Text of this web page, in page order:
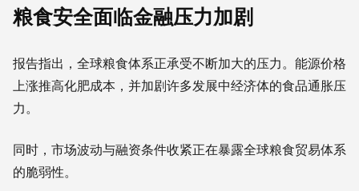
粮食安全面临金融压力加剧
报告指出，全球粮食体系正承受不断加大的压力。能源价格
上涨推高化肥成本，并加剧许多发展中经济体的食品通胀压
力。
同时，市场波动与融资条件收紧正在暴露全球粮食贸易体系
的脆弱性。